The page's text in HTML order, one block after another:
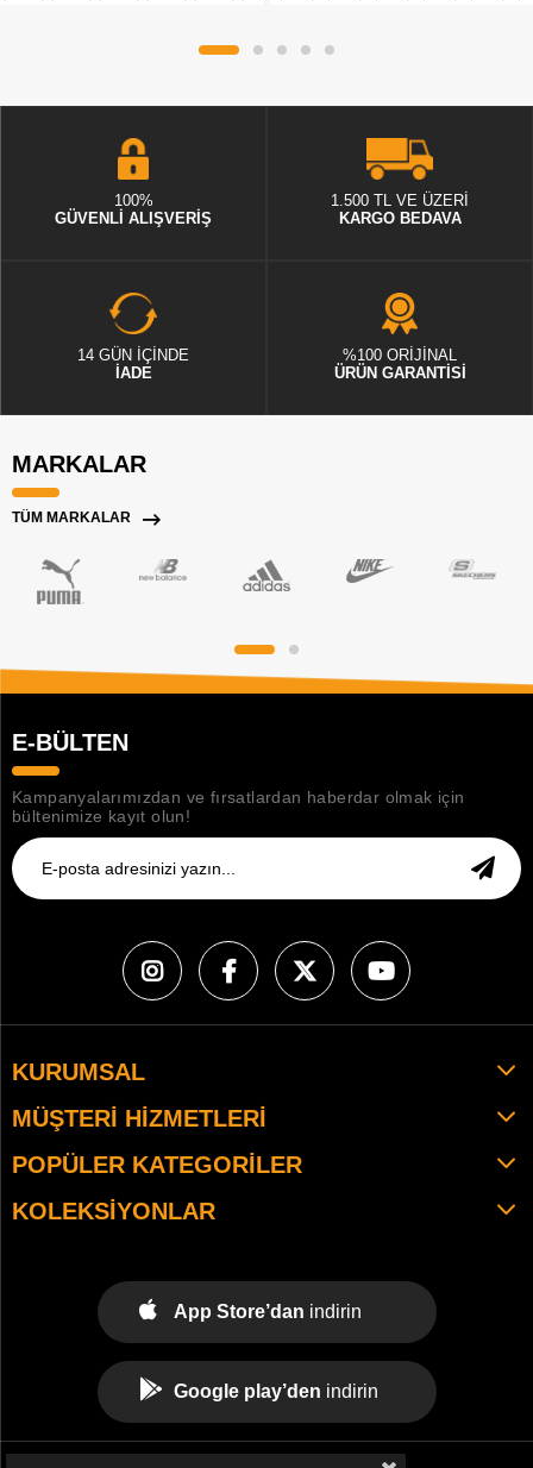
100%
GÜVENLİ ALIŞVERİŞ
1.500 TL VE ÜZERİ
KARGO BEDAVA
14 GÜN İÇİNDE
İADE
%100 ORİJİNAL
ÜRÜN GARANTİSİ
MARKALAR
TÜM MARKALAR
E-BÜLTEN
Kampanyalarımızdan ve fırsatlardan haberdar olmak için
bültenimize kayıt olun!
KURUMSAL
MÜŞTERI HIZMETLERI
POPÜLER KATEGORILER
KOLEKSIYONLAR
App Store’dan indirin
Google play’den indirin